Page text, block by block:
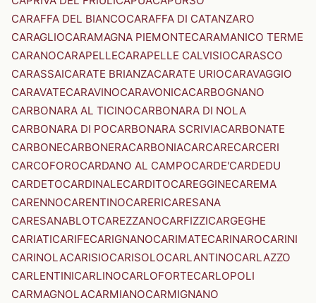
CARAFFA DEL BIANCOCARAFFA DI CATANZARO
CARAGLIOCARAMAGNA PIEMONTECARAMANICO TERME
CARANOCARAPELLECARAPELLE CALVISIOCARASCO
CARASSAICARATE BRIANZACARATE URIOCARAVAGGIO
CARAVATECARAVINOCARAVONICACARBOGNANO
CARBONARA AL TICINOCARBONARA DI NOLA
CARBONARA DI POCARBONARA SCRIVIACARBONATE
CARBONECARBONERACARBONIACARCARECARCERI
CARCOFOROCARDANO AL CAMPOCARDE'CARDEDU
CARDETOCARDINALECARDITOCAREGGINECAREMA
CARENNOCARENTINOCARERICARESANA
CARESANABLOTCAREZZANOCARFIZZICARGEGHE
CARIATICARIFECARIGNANOCARIMATECARINAROCARINI
CARINOLACARISIOCARISOLOCARLANTINOCARLAZZO
CARLENTINICARLINOCARLOFORTECARLOPOLI
CARMAGNOLACARMIANOCARMIGNANO